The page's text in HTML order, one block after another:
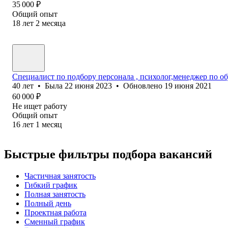
35 000 ₽
Общий опыт
18 лет 2 месяца
Специалист по подбору персонала , психолог,менеджер по
40 лет • Была 22 июня 2023 • Обновлено 19 июня 2021
60 000 ₽
Не ищет работу
Общий опыт
16 лет 1 месяц
Быстрые фильтры подбора вакансий
Частичная занятость
Гибкий график
Полная занятость
Полный день
Проектная работа
Сменный график